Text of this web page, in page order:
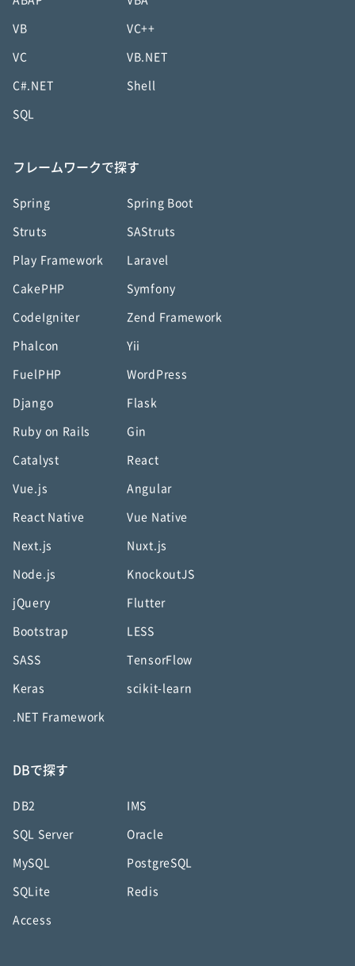
VB VC++
VC VB.NET
C#.NET Shell
SQL
フレームワークで探す
Spring Spring Boot
Struts SAStruts
Play Framework Laravel
CakePHP Symfony
CodeIgniter Zend Framework
Phalcon Yii
FuelPHP WordPress
Django Flask
Ruby on Rails Gin
Catalyst React
Vue.js Angular
React Native Vue Native
Next.js Nuxt.js
Node.js KnockoutJS
jQuery Flutter
Bootstrap LESS
SASS TensorFlow
Keras scikit-learn
.NET Framework
DBで探す
DB2 IMS
SQL Server Oracle
MySQL PostgreSQL
SQLite Redis
Access